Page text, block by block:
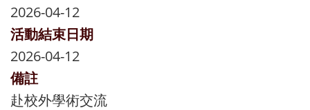
2026-04-12
活動結束日期
2026-04-12
備註
赴校外學術交流